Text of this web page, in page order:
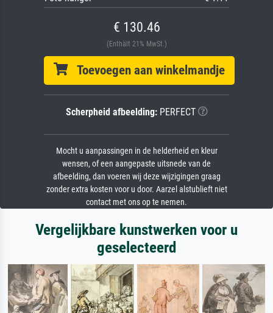
€ 130.46
(Enthält 21% MwSt.)
Toevoegen aan winkelmandje
Scherpheid afbeelding:PERFECT
Mocht u aanpassingen in de helderheid en kleur
wensen, of een aangepaste uitsnede van de
afbeelding, dan voeren wij deze wijzigingen graag
zonder extra kosten voor u door. Aarzel alstublieft niet
contact met ons op te nemen.
Vergelijkbare kunstwerken voor u
geselecteerd